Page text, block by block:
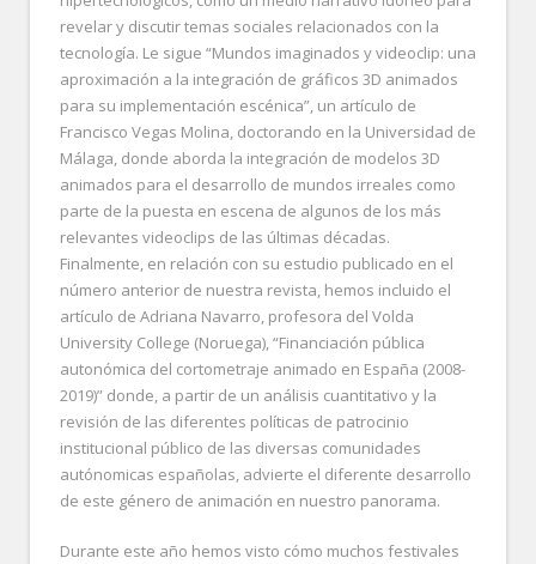
revelar y discutir temas sociales relacionados con la
tecnología. Le sigue “Mundos imaginados y videoclip: una
aproximación a la integración de gráficos 3D animados
para su implementación escénica”, un artículo de
Francisco Vegas Molina, doctorando en la Universidad de
Málaga, donde aborda la integración de modelos 3D
animados para el desarrollo de mundos irreales como
parte de la puesta en escena de algunos de los más
relevantes videoclips de las últimas décadas.
Finalmente, en relación con su estudio publicado en el
número anterior de nuestra revista, hemos incluido el
artículo de Adriana Navarro, profesora del Volda
University College (Noruega), “Financiación pública
autonómica del cortometraje animado en España (2008-
2019)” donde, a partir de un análisis cuantitativo y la
revisión de las diferentes políticas de patrocinio
institucional público de las diversas comunidades
autónomicas españolas, advierte el diferente desarrollo
de este género de animación en nuestro panorama.
Durante este año hemos visto cómo muchos festivales